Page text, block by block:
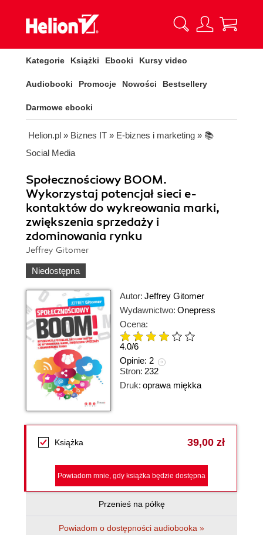
Kategorie Książki Ebooki Kursy video
Audiobooki Promocje Nowości Bestsellery
Darmowe ebooki
Helion.pl » Biznes IT » E-biznes i marketing » 📚
Social Media
Społecznościowy BOOM.
Wykorzystaj potencjał sieci e-
kontaktów do wykreowania marki,
zwiększenia sprzedaży i
zdominowania rynku
Jeffrey Gitomer
Niedostępna
Autor: Jeffrey Gitomer
Wydawnictwo: Onepress
Ocena:
4.0/6
Opinie: 2
Stron: 232
Druk: oprawa miękka
Książka 39,00 zł
Powiadom mnie, gdy książka będzie dostępna
Przenieś na półkę
Powiadom o dostępności audiobooka »